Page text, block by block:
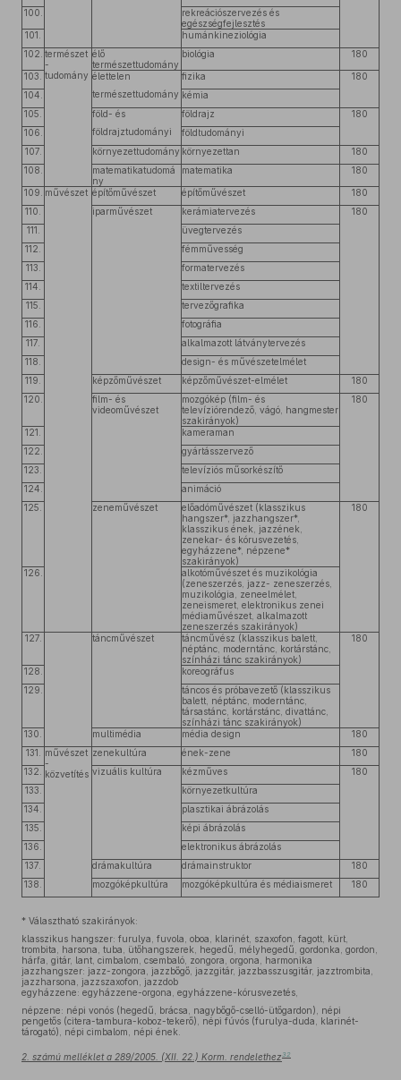
100.
rekreációszervezés és
egészségfejlesztés
101.
humánkineziológia
102. természet
-
tudomány
élő
természettudomány
biológia 180
103. élettelen fizika
180
104.
természettudomány kémia
105.
föld- és földrajz
180
106.
földrajztudományi
földtudományi
107.
környezettudomány környezettan
180
108.
matematikatudomá
ny
matematika 180
109. művészet építőművészet építőművészet
180
110.
iparművészet kerámiatervezés
180
111.
üvegtervezés
112.
fémművesség
113.
formatervezés
114.
textiltervezés
115.
tervezőgrafika
116.
fotográfia
117.
alkalmazott látványtervezés
118.
design- és művészetelmélet
119.
képzőművészet képzőművészet-elmélet
180
120.
film- és
videoművészet
mozgókép (film- és
televíziórendező, vágó, hangmester
szakirányok)
180
121.
kameraman
122.
gyártásszervező
123.
televíziós műsorkészítő
124.
animáció
125.
zeneművészet
előadóművészet (klasszikus
hangszer*, jazzhangszer*,
klasszikus ének, jazzének,
zenekar- és kórusvezetés,
egyházzene*, népzene*
szakirányok)
180
126.
alkotóművészet és muzikológia
(zeneszerzés, jazz- zeneszerzés,
muzikológia, zeneelmélet,
zeneismeret, elektronikus zenei
médiaművészet, alkalmazott
zeneszerzés szakirányok)
127.
táncművészet
táncművész (klasszikus balett,
néptánc, moderntánc, kortárstánc,
színházi tánc szakirányok)
180
128.
koreográfus
129.
táncos és próbavezető (klasszikus
balett, néptánc, moderntánc,
társastánc, kortárstánc, divattánc,
színházi tánc szakirányok)
130.
multimédia média design
180
131.
művészet
-
közvetítés
zenekultúra ének-zene
180
132.
vizuális kultúra kézműves
180
133.
környezetkultúra
134.
plasztikai ábrázolás
135.
képi ábrázolás
136.
elektronikus ábrázolás
137.
drámakultúra drámainstruktor
180
138.
mozgóképkultúra mozgóképkultúra és médiaismeret 180
* Választható szakirányok:
klasszikus hangszer: furulya, fuvola, oboa, klarinét, szaxofon, fagott, kürt,
trombita, harsona, tuba, ütőhangszerek, hegedű, mélyhegedű, gordonka, gordon,
hárfa, gitár, lant, cimbalom, csembaló, zongora, orgona, harmonika
jazzhangszer: jazz-zongora, jazzbőgő, jazzgitár, jazzbasszusgitár, jazztrombita,
jazzharsona, jazzszaxofon, jazzdob
egyházzene: egyházzene-orgona, egyházzene-kórusvezetés,
népzene: népi vonós (hegedű, brácsa, nagybőgő-cselló-ütőgardon), népi
pengetős (citera-tambura-koboz-tekerő), népi fúvós (furulya-duda, klarinét-
tárogató), népi cimbalom, népi ének.
2. számú melléklet a 289/2005. (XII. 22.) Korm. rendelethez 32